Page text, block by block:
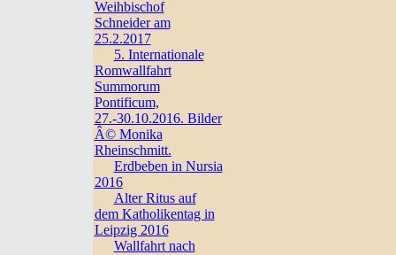
Weihbischof
Schneider am
25.2.2017
5. Internationale
Romwallfahrt
Summorum
Pontificum,
27.-30.10.2016. Bilder
Â© Monika
Rheinschmitt.
Erdbeben in Nursia
2016
Alter Ritus auf
dem Katholikentag in
Leipzig 2016
Wallfahrt nach